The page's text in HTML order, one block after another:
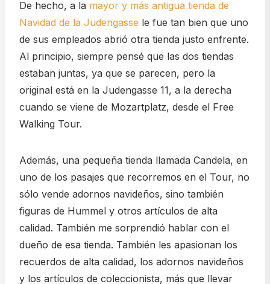
De hecho, a la mayor y más antigua tienda de
Navidad de la Judengasse le fue tan bien que uno
de sus empleados abrió otra tienda justo enfrente.
Al principio, siempre pensé que las dos tiendas
estaban juntas, ya que se parecen, pero la
original está en la Judengasse 11, a la derecha
cuando se viene de Mozartplatz, desde el Free
Walking Tour.
Además, una pequeña tienda llamada Candela, en
uno de los pasajes que recorremos en el Tour, no
sólo vende adornos navideños, sino también
figuras de Hummel y otros artículos de alta
calidad. También me sorprendió hablar con el
dueño de esa tienda. También les apasionan los
recuerdos de alta calidad, los adornos navideños
y los artículos de coleccionista, más que llevar